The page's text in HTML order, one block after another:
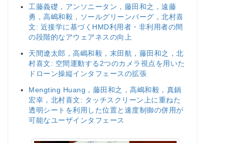
工藤義礎，アンソニータン，藤田和之，遠藤
勇，高嶋和毅，ソールグリーンバーグ，北村喜
文: 近接学に基づくHMD利用者・非利用者の間
の段階的なアウェアネスの向上
天間遼太郎，高嶋和毅，末田航，藤田和之，北
村喜文: 空間運動する2つのカメラ視点を用いた
ドローン操縦インタフェースの拡張
Mengting Huang，藤田和之，高嶋和毅，真鍋
宏幸，北村喜文: タッチスクリーン上に重ねた
透明シートを利用した位置と速度制御の併用が
可能なユーザインタフェース